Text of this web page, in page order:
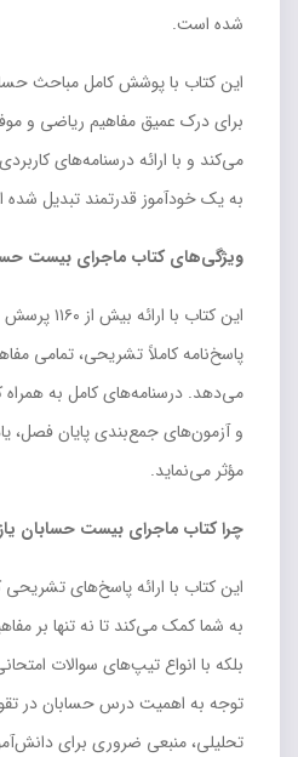
شده است.
این کتاب با پوشش کامل مباحث
برای درک عمیق مفاهیم ریاضی و
می‌کند و با ارائه درسنامه‌های
به یک خودآموز قدرتمند تبدیل
ویژگی‌های کتاب ماجرای بیست
این کتاب با
پاسخ‌نامه کاملاً تشریحی، تمامی
می‌دهد. درسنامه‌های کامل به همراه
و آزمون‌های جمع‌بندی پایان فصل،
مؤثر می‌نماید.
چرا کتاب ماجرای بیست حسابان
این کتاب با ارائه پاسخ‌های تشریحی
به شما کمک می‌کند تا نه تنها بر
بلکه با انواع تیپ‌های سوالات
توجه به اهمیت درس حسابان در
تحلیلی، منبعی ضروری برای